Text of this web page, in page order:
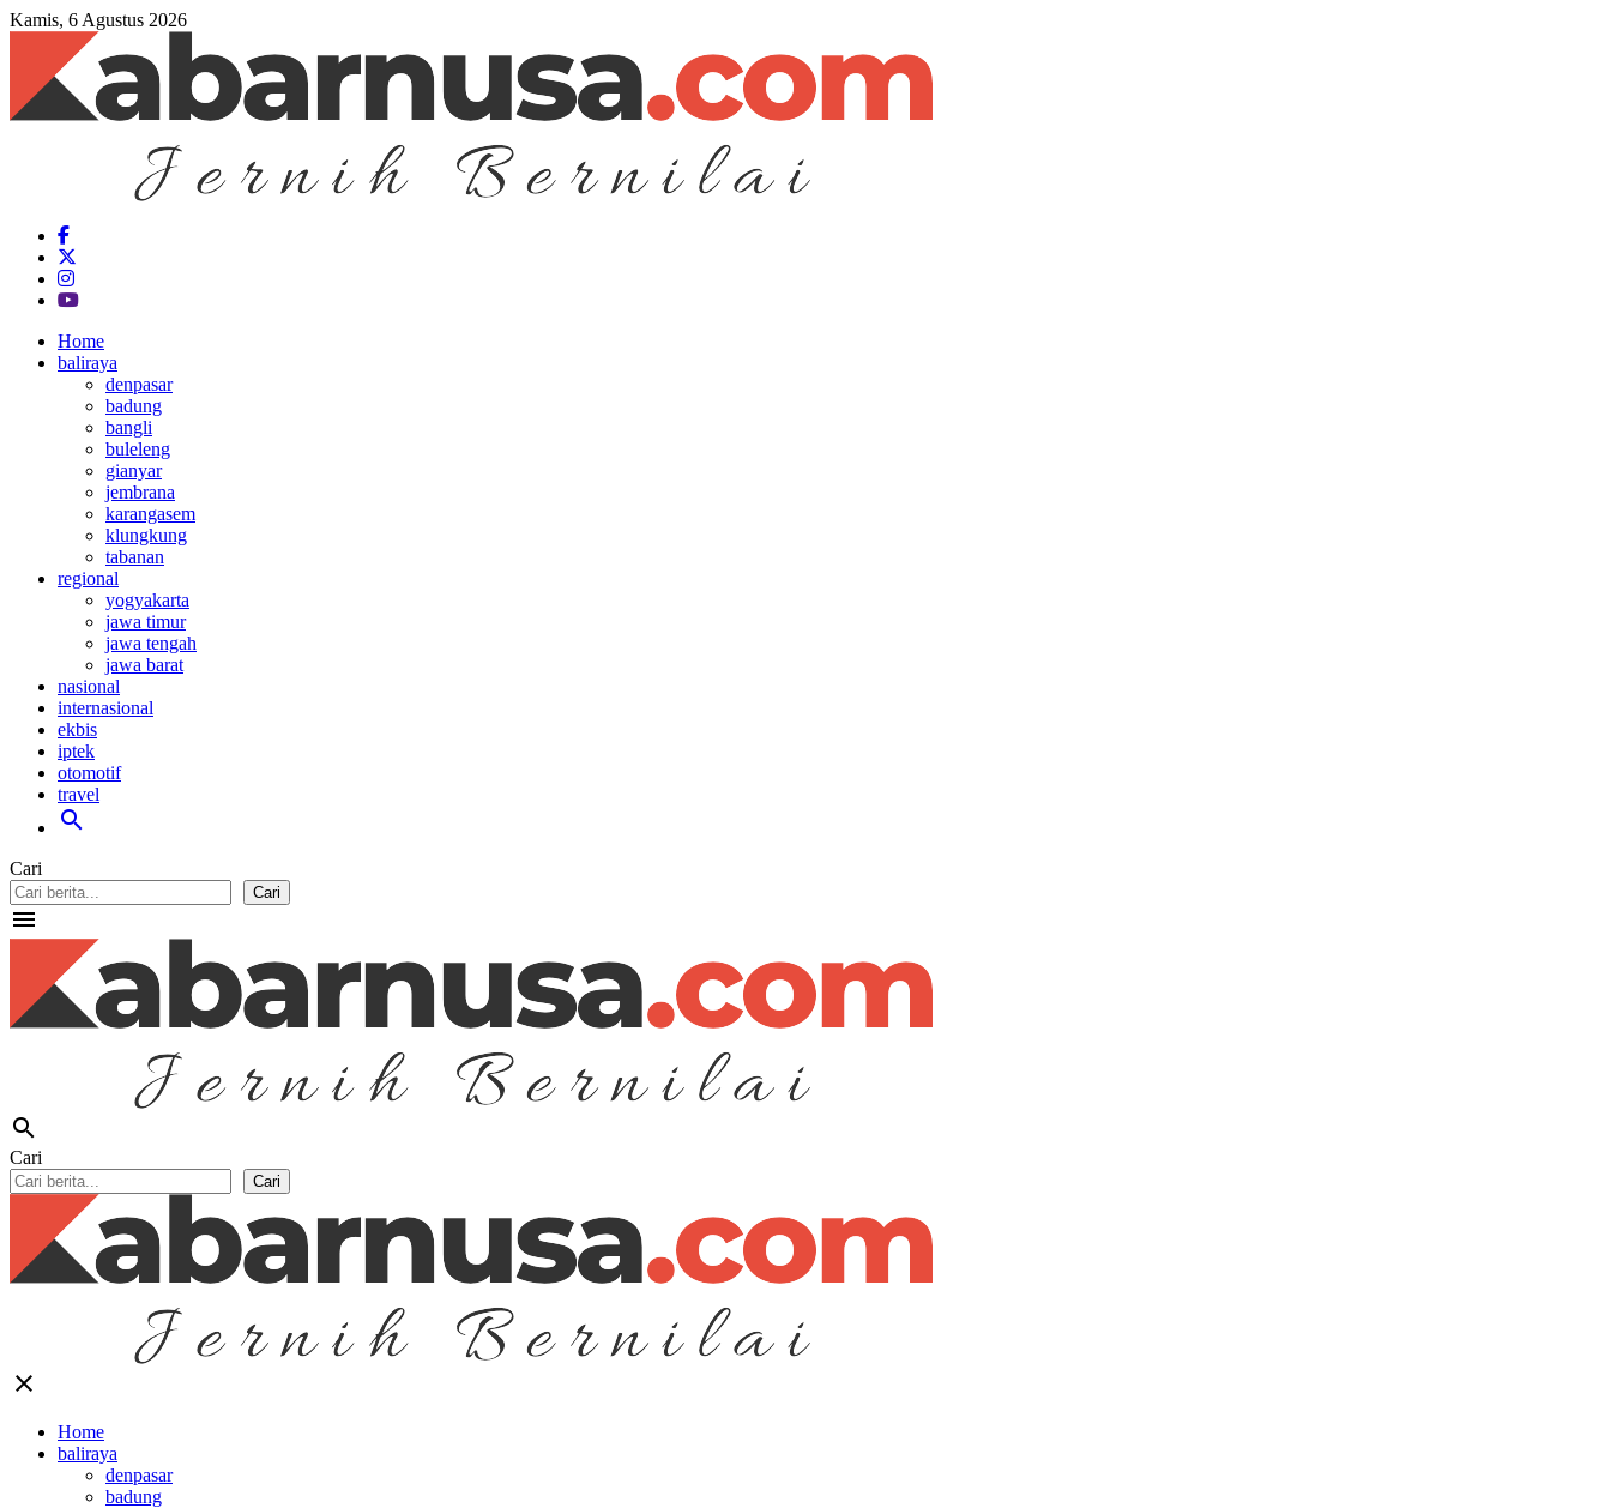
Kamis, 6 Agustus 2026
Home
baliraya
denpasar
badung
bangli
buleleng
gianyar
jembrana
karangasem
klungkung
tabanan
regional
yogyakarta
jawa timur
jawa tengah
jawa barat
nasional
internasional
ekbis
iptek
otomotif
travel
search
Cari
Cari
menu
search
Cari
Cari
close
Home
baliraya
denpasar
badung